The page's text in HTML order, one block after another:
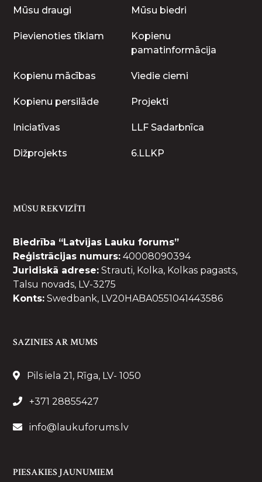
Mūsu draugi Mūsu biedri
Pievienoties tīklam
Kopienu
pamatinformācija
Kopienu mācības Viedie ciemi
Kopienu persilāde Projekti
Iniciatīvas LLF Sadarbnīca
Dižprojekts 6.LLKP
MŪSU REKVIZĪTI
Biedrība “Latvijas Lauku forums”
Reģistrācijas numurs: 40008090394
Juridiskā adrese: Strauti, Kolka, Kolkas pagasts,
Talsu novads, LV-3275
Konts: Swedbank, LV20HABA0551041443586
SAZINIES AR MUMS
Pils iela 21, Rīga, LV- 1050
+371 28855427
info@laukuforums.lv
PIESAKIES JAUNUMIEM